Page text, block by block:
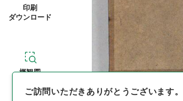
印刷
ダウンロード
概観図
ご訪問いただきありがとうございます。